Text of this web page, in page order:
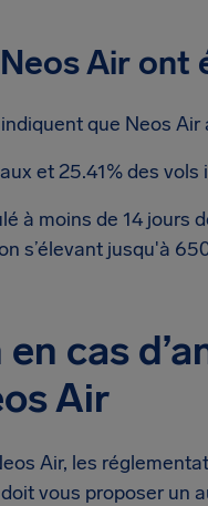
Air ont
que Neos
et 25.41% des
à moins de 14 jours
s’élevant jusqu'à
cas
Air
Air, les
vous proposer un